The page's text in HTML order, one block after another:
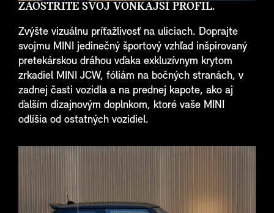
ZAOSTRITE SVOJ VONKAJŠÍ PROFIL.
Zvýšte vizuálnu príťažlivosť na uliciach. Doprajte
svojmu MINI jedinečný športový vzhľad inšpirovaný
pretekárskou dráhou vďaka exkluzívnym krytom
zrkadiel MINI JCW, fóliám na bočných stranách, v
zadnej časti vozidla a na prednej kapote, ako aj
ďalším dizajnovým doplnkom, ktoré vaše MINI
odlíšia od ostatných vozidiel.